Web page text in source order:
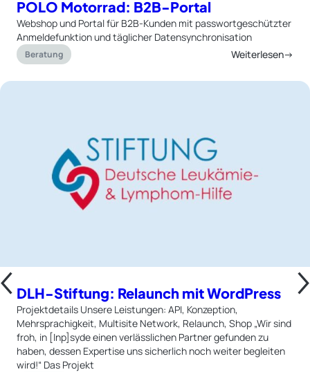
POLO Motorrad: B2B-Portal
Webshop und Portal für B2B-Kunden mit passwortgeschützter
Anmeldefunktion und täglicher Datensynchronisation
Beratung Weiterlesen→
DLH-Stiftung: Relaunch mit WordPress
Projektdetails Unsere Leistungen: API, Konzeption,
Mehrsprachigkeit, Multisite Network, Relaunch, Shop „Wir sind
froh, in [Inp]syde einen verlässlichen Partner gefunden zu
haben, dessen Expertise uns sicherlich noch weiter begleiten
wird!“ Das Projekt